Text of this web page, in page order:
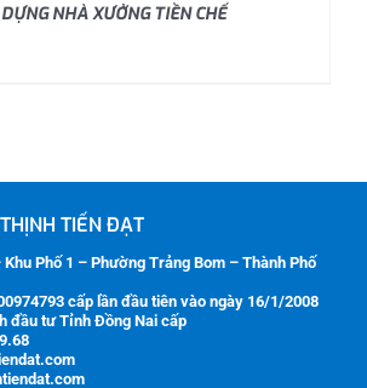
NHÀ XƯỞNG TIỀN CHẾ
TIẾN ĐẠT
Phố 1 – Phường Trảng Bom – Thành Phố
cấp lần đầu tiên vào ngày 16/1/2008
đầu tư Tỉnh Đồng Nai cấp